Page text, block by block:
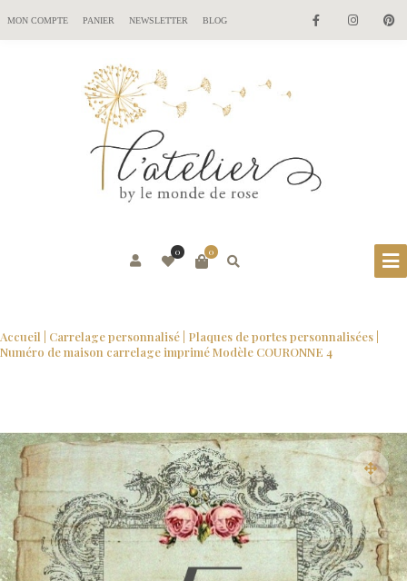
MON COMPTE PANIER NEWSLETTER BLOG
0
0
Accueil Carrelage personnalisé Plaques de portes personnalisées
Numéro de maison carrelage imprimé Modèle COURONNE 4